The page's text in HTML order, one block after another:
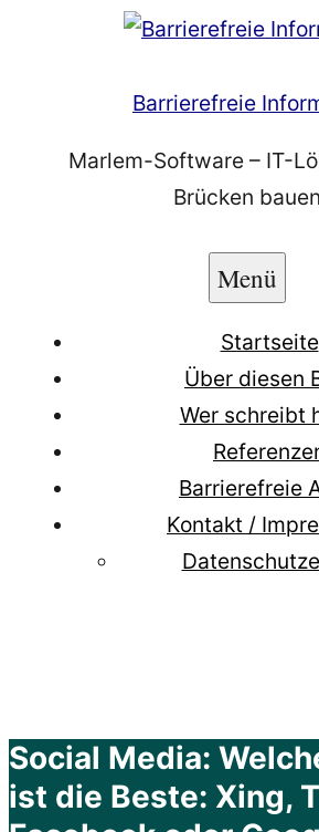
Barrierefreie
Marlem-Software – IT-
Brücken bauen
Menü
Startseite
Über diesen
Wer schreibt
Barrierefreie
Kontakt /
Social Media:
ist die Beste: Xing,